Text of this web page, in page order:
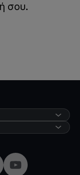
σου.
YouTube